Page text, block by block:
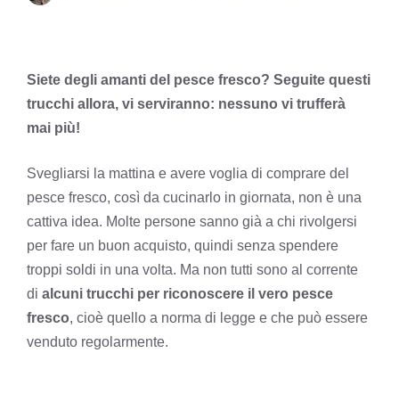
Siete degli amanti del pesce fresco? Seguite questi
trucchi allora, vi serviranno: nessuno vi trufferà
mai più!
Svegliarsi la mattina e avere voglia di comprare del
pesce fresco, così da cucinarlo in giornata, non è una
cattiva idea. Molte persone sanno già a chi rivolgersi
per fare un buon acquisto, quindi senza spendere
troppi soldi in una volta. Ma non tutti sono al corrente
di alcuni trucchi per riconoscere il vero pesce
fresco, cioè quello a norma di legge e che può essere
venduto regolarmente.